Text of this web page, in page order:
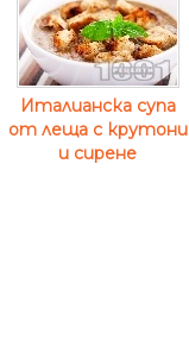
Италианска супа
от леща с крутони
и сирене